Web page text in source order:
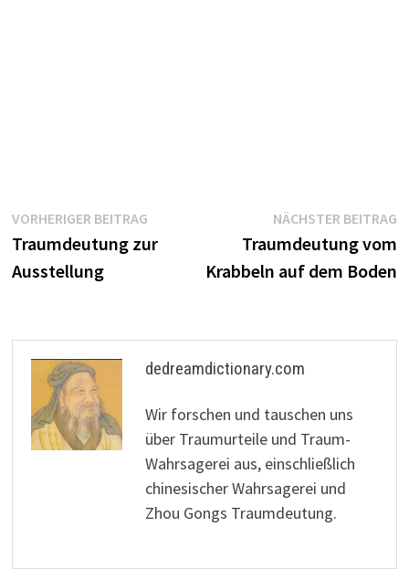
Beitragsnavigation
VORHERIGER BEITRAGVorheriger
Beitrag:
Traumdeutung zur
Ausstellung
NÄCHSTER BEITRAG
Traumdeutung vom
Krabbeln auf dem Boden
dedreamdictionary.com
Wir forschen und tauschen uns
über Traumurteile und Traum-
Wahrsagerei aus, einschließlich
chinesischer Wahrsagerei und
Zhou Gongs Traumdeutung.